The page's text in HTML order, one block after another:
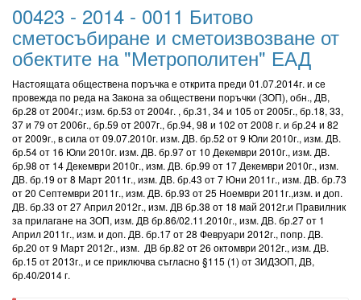
00423 - 2014 - 0011 Битово
сметосъбиране и сметоизвозване от
обектите на "Метрополитен" ЕАД
Настоящата обществена поръчка е открита преди 01.07.2014г. и се
провежда по реда на Закона за обществени поръчки (ЗОП), обн., ДВ,
бр.28 от 2004г.; изм. бр.53 от 2004г. , бр.31, 34 и 105 от 2005г., бр.18, 33,
37 и 79 от 2006г., бр.59 от 2007г., бр.94, 98 и 102 от 2008 г. и бр.24 и 82
от 2009г., в сила от 09.07.2010г. изм. ДВ. бр.52 от 9 Юли 2010г., изм. ДВ.
бр.54 от 16 Юли 2010г. изм. ДВ. бр.97 от 10 Декември 2010г., изм. ДВ.
бр.98 от 14 Декември 2010г., изм. ДВ. бр.99 от 17 Декември 2010г., изм.
ДВ. бр.19 от 8 Март 2011г., изм. ДВ. бр.43 от 7 Юни 2011г., изм. ДВ. бр.73
от 20 Септември 2011г., изм. ДВ. бр.93 от 25 Ноември 2011г.,изм. и доп.
ДВ. бр.33 от 27 Април 2012г., изм. ДВ бр.38 от 18 май 2012г.и Правилник
за прилагане на ЗОП, изм. ДВ бр.86/02.11.2010г., изм. ДВ. бр.27 от 1
Април 2011г., изм. и доп. ДВ. бр.17 от 28 Февруари 2012г., попр. ДВ.
бр.20 от 9 Март 2012г., изм. ДВ бр.82 от 26 октомври 2012г., изм. ДВ.
бр.15 от 2013г., и се приключва съгласно §115 (1) от ЗИДЗОП, ДВ,
бр.40/2014 г.